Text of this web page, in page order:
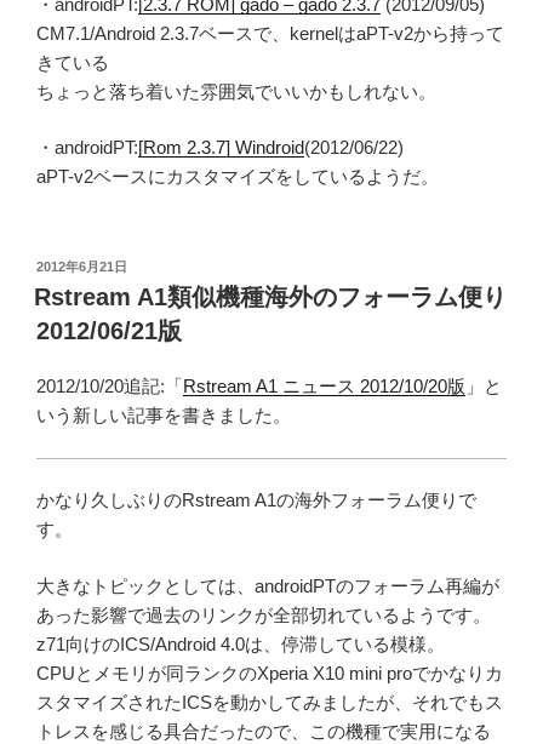
CM7.1/Android 2.3.7ベースで、kernelはaPT-v2から持って
きている
ちょっと落ち着いた雰囲気でいいかもしれない。
・androidPT:[Rom 2.3.7] Windroid(2012/06/22)
aPT-v2ベースにカスタマイズをしているようだ。
投
稿
日:
2012年6月21日
Rstream A1類似機種海外のフォーラム便り
2012/06/21版
2012/10/20追記:「Rstream A1 ニュース 2012/10/20版 」と
いう新しい記事を書きました。
かなり久しぶりのRstream A1の海外フォーラム便りで
す。
大きなトピックとしては、androidPTのフォーラム再編が
あった影響で過去のリンクが全部切れているようです。
z71向けのICS/Android 4.0は、停滞している模様。
CPUとメモリが同ランクのXperia X10 mini proでかなりカ
スタマイズされたICSを動かしてみましたが、それでもス
トレスを感じる具合だったので、この機種で実用になる